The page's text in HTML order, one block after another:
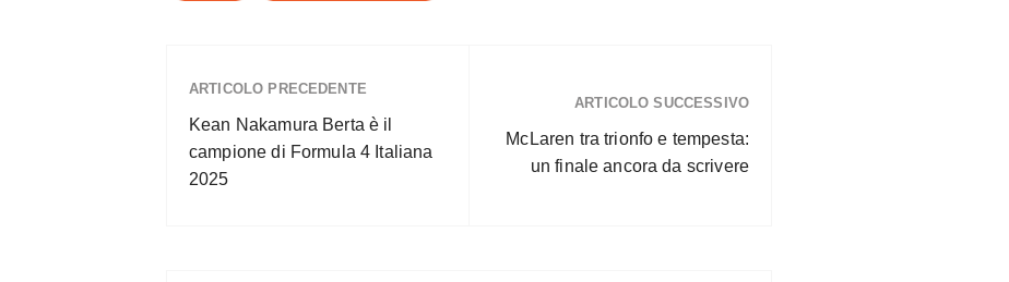
ARTICOLO PRECEDENTE
Kean Nakamura Berta è il
campione di Formula 4 Italiana
2025
ARTICOLO SUCCESSIVO
McLaren tra trionfo e tempesta:
un finale ancora da scrivere